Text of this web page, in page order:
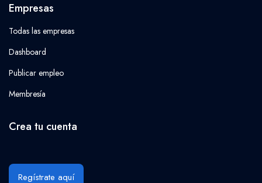
Empresas
Todas las empresas
Dashboard
Publicar empleo
Membresía
Crea tu cuenta
Regístrate aquí